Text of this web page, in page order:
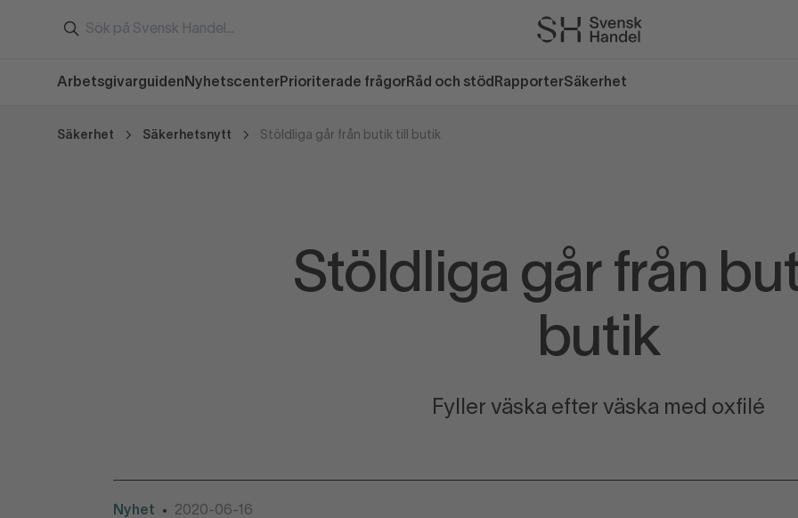
Arbetsgivarguiden Nyhetscenter Prioriterade frågor Råd och stöd RapporterSäkerhet
Säkerhet Säkerhetsnytt Stöldliga går från butik till butik
Stöldliga går från
butik
Fyller väska efter väska med oxfilé
Nyhet • 2020-06-16